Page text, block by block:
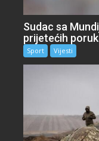
Sudac sa
prijetećih
Sport Vijesti